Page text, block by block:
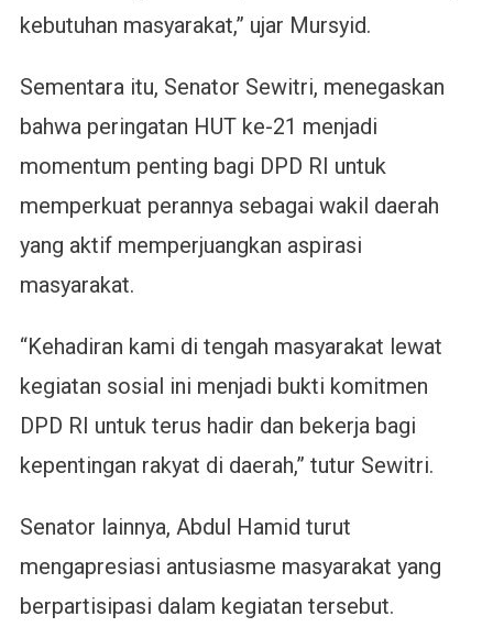
kebutuhan masyarakat,” ujar Mursyid.
Sementara itu, Senator Sewitri, menegaskan
bahwa peringatan HUT ke-21 menjadi
momentum penting bagi DPD RI untuk
memperkuat perannya sebagai wakil daerah
yang aktif memperjuangkan aspirasi
masyarakat.
“Kehadiran kami di tengah masyarakat lewat
kegiatan sosial ini menjadi bukti komitmen
DPD RI untuk terus hadir dan bekerja bagi
kepentingan rakyat di daerah,” tutur Sewitri.
Senator lainnya, Abdul Hamid turut
mengapresiasi antusiasme masyarakat yang
berpartisipasi dalam kegiatan tersebut.